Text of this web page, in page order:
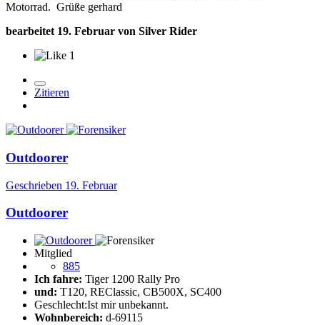
Motorrad. Grüße gerhard
bearbeitet 19. Februar von Silver Rider
1
Zitieren
Outdoorer
Geschrieben 19. Februar
Outdoorer
Mitglied
885
Ich fahre: Tiger 1200 Rally Pro
und: T120, REClassic, CB500X, SC400
Geschlecht:Ist mir unbekannt.
Wohnbereich: d-69115